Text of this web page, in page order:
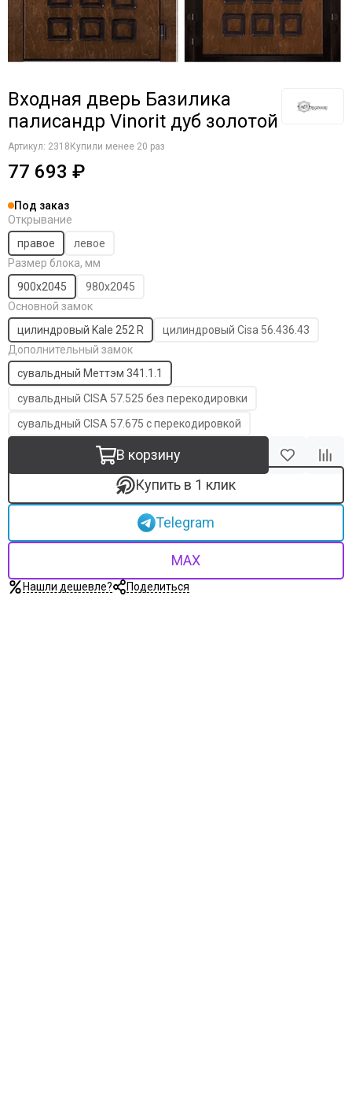
Входная дверь Базилика
палисандр Vinorit дуб золотой
Артикул: 2318 Купили менее 20 раз
77 693 ₽
Под заказ
Открывание
правое
левое
Размер блока, мм
900x2045
980x2045
Основной замок
цилиндровый Kale 252 R
цилиндровый Cisa 56.436.43
Дополнительный замок
сувальдный Меттэм 341.1.1
сувальдный CISA 57.525 без перекодировки
сувальдный CISA 57.675 с перекодировкой
В корзину
Купить в 1 клик
Telegram
MAX
Нашли дешевле? Поделиться